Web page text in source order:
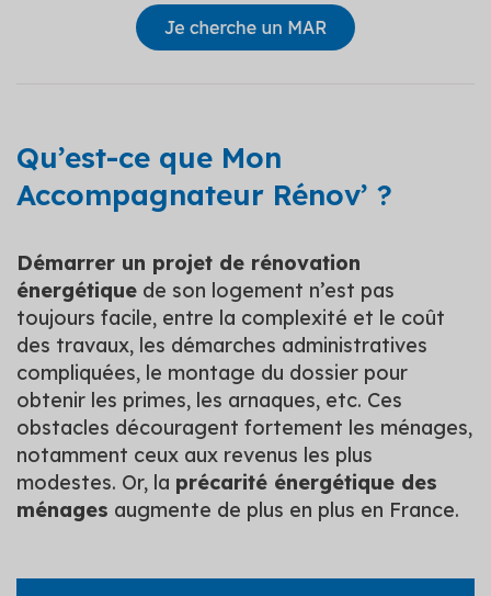
Qu’est-ce que Mon
Accompagnateur Rénov’ ?
Démarrer un projet de rénovation
énergétique de son logement n’est pas
toujours facile, entre la complexité et le coût
des travaux, les démarches administratives
compliquées, le montage du dossier pour
obtenir les primes, les arnaques, etc. Ces
obstacles découragent fortement les ménages,
notamment ceux aux revenus les plus
modestes. Or, la précarité énergétique des
ménages augmente de plus en plus en France.